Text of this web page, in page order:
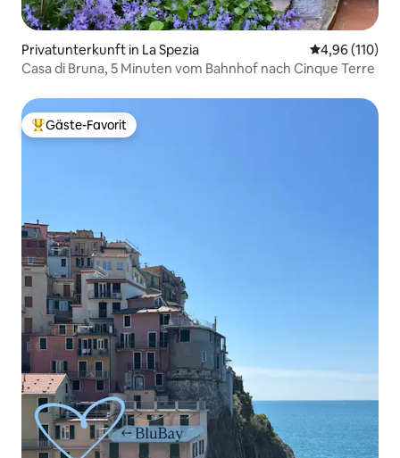
Privatunterkunft in La Spezia
4,96 (110)
Casa di Bruna, 5 Minuten vom Bahnhof nach Cinque Terre
Beliebter Gäste-Favorit.
Gäste-Favorit